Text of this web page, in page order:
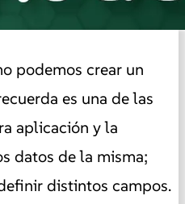
podemos crear un
es una de las
aplicación y la
datos de la misma;
distintos campos.